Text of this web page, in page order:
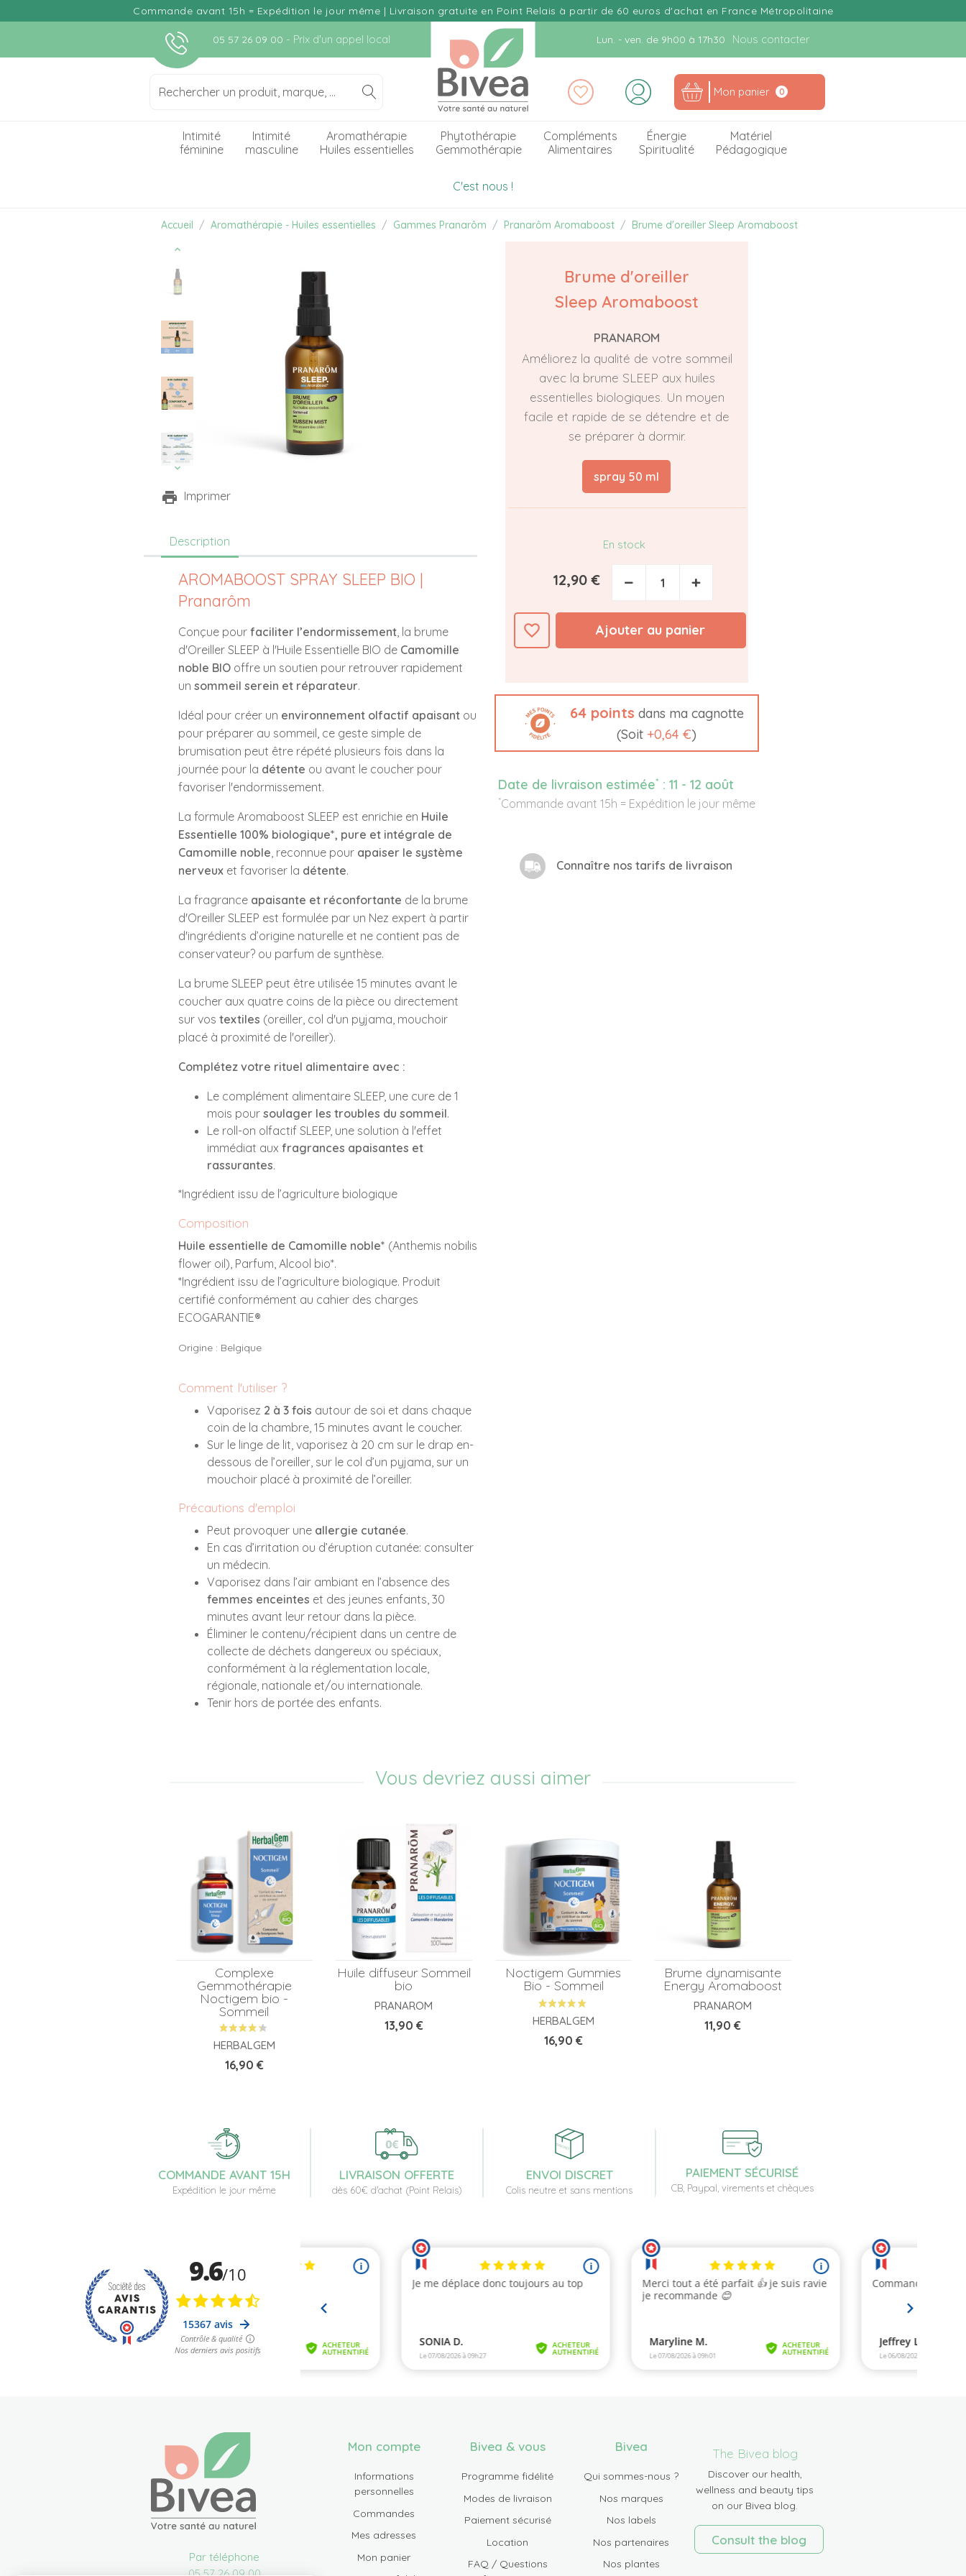
Commande avant 15h = Expédition le jour même | Livraison gratuite en Point Relais à partir de 60 euros d'achat en France Métropolitaine
05 57 26 09 00 - Prix d'un appel local Lun. - ven. de 9h00 à 17h30 Nous contacter
Mon panier 0
Intimité
féminine
Intimité
masculine
Aromathérapie
Huiles essentielles
Phytothérapie
Gemmothérapie
Compléments
Alimentaires
Énergie
Spiritualité
Matériel
Pédagogique
C'est nous !
Accueil Aromathérapie - Huiles essentielles Gammes Pranarôm Pranarôm Aromaboost Brume d'oreiller Sleep Aromaboost
Imprimer
Brume d'oreiller
Sleep Aromaboost
PRANAROM
Améliorez la qualité de votre sommeil
avec la brume SLEEP aux huiles
essentielles biologiques. Un moyen
facile et rapide de se détendre et de
se préparer à dormir.
spray 50 ml
En stock
12,90 € − +
favorite_border Ajouter au panier
64points dans ma cagnotte
(Soit +0,64 €)
Date de livraison estimée* : 11 - 12 août
*Commande avant 15h = Expédition le jour même
Connaître nos tarifs de livraison
Description
AROMABOOST SPRAY SLEEP BIO |
Pranarôm
Conçue pour faciliter l’endormissement, la brume
d'Oreiller SLEEP à l'Huile Essentielle BIO de Camomille
noble BIO offre un soutien pour retrouver rapidement
un sommeil serein et réparateur.
Idéal pour créer un environnement olfactif apaisant ou
pour préparer au sommeil, ce geste simple de
brumisation peut être répété plusieurs fois dans la
journée pour la détente ou avant le coucher pour
favoriser l'endormissement.
La formule Aromaboost SLEEP est enrichie en Huile
Essentielle 100% biologique*, pure et intégrale de
Camomille noble, reconnue pour apaiser le système
nerveux et favoriser la détente.
La fragrance apaisante et réconfortante de la brume
d'Oreiller SLEEP est formulée par un Nez expert à partir
d'ingrédients d’origine naturelle et ne contient pas de
conservateur? ou parfum de synthèse.
La brume SLEEP peut être utilisée 15 minutes avant le
coucher aux quatre coins de la pièce ou directement
sur vos textiles (oreiller, col d'un pyjama, mouchoir
placé à proximité de l'oreiller).
Complétez votre rituel alimentaire avec :
Le complément alimentaire SLEEP, une cure de 1
mois pour soulager les troubles du sommeil.
Le roll-on olfactif SLEEP, une solution à l'effet
immédiat aux fragrances apaisantes et
rassurantes.
*Ingrédient issu de l’agriculture biologique
Composition
Huile essentielle de Camomille noble* (Anthemis nobilis
flower oil), Parfum, Alcool bio*.
*Ingrédient issu de l’agriculture biologique. Produit
certifié conformément au cahier des charges
ECOGARANTIE®
Origine : Belgique
Comment l'utiliser ?
Vaporisez 2 à 3 fois autour de soi et dans chaque
coin de la chambre, 15 minutes avant le coucher.
Sur le linge de lit, vaporisez à 20 cm sur le drap en-
dessous de l’oreiller, sur le col d’un pyjama, sur un
mouchoir placé à proximité de l’oreiller.
Précautions d'emploi
Peut provoquer une allergie cutanée.
En cas d’irritation ou d’éruption cutanée: consulter
un médecin.
Vaporisez dans l’air ambiant en l’absence des
femmes enceintes et des jeunes enfants, 30
minutes avant leur retour dans la pièce.
Éliminer le contenu/récipient dans un centre de
collecte de déchets dangereux ou spéciaux,
conformément à la réglementation locale,
régionale, nationale et/ou internationale.
Tenir hors de portée des enfants.
Vous devriez aussi aimer
Complexe
Gemmothérapie
Noctigem bio -
Sommeil
HERBALGEM
Prix
16,90 €
Huile diffuseur Sommeil
bio
PRANAROM
Prix
13,90 €
Noctigem Gummies
Bio - Sommeil
HERBALGEM
Prix
16,90 €
Brume dynamisante
Energy Aromaboost
PRANAROM
Prix
11,90 €
COMMANDE AVANT 15H
Expédition le jour même
LIVRAISON OFFERTE
dès 60€ d'achat (Point Relais)
ENVOI DISCRET
Colis neutre et sans mentions
PAIEMENT SÉCURISÉ
CB, Paypal, virements et chèques
Par téléphone
Mon compte
Informations
personnelles
Commandes
Mes adresses
Mon panier
Bivea & vous
Programme fidélité
Modes de livraison
Paiement sécurisé
Location
FAQ / Questions
Bivea
Qui sommes-nous ?
Nos marques
Nos labels
Nos partenaires
Nos plantes
The Bivea blog
Discover our health,
wellness and beauty tips
on our Bivea blog.
Consult the blog